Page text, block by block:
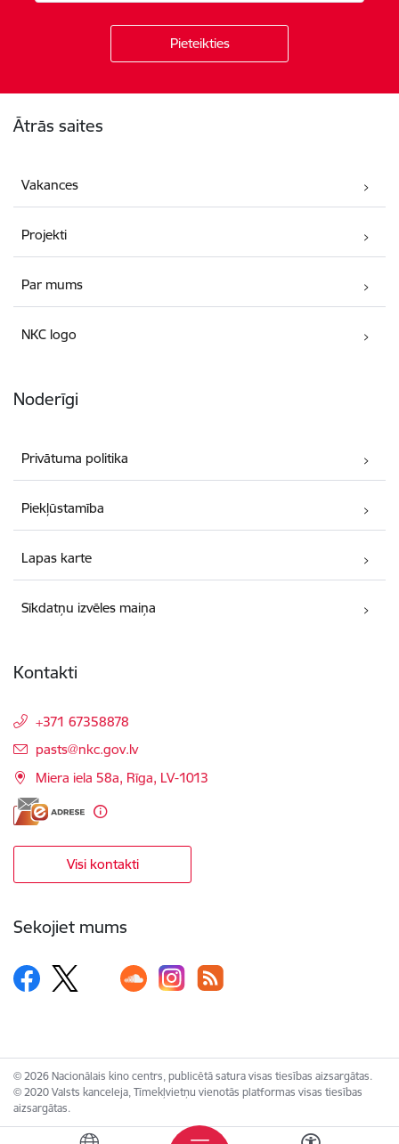
Ātrās saites
Vakances
Projekti
Par mums
NKC logo
Noderīgi
Privātuma politika
Piekļūstamība
Lapas karte
Sīkdatņu izvēles maiņa
Kontakti
+371 67358878
E-pasts:
pasts@nkc.gov.lv
Miera iela 58a, Rīga, LV-1013
Visi kontakti
Sekojiet mums
© 2026 Nacionālais kino centrs, publicētā satura visas tiesības aizsargātas.
© 2020 Valsts kanceleja, Tīmekļvietņu vienotās platformas visas tiesības
aizsargātas.